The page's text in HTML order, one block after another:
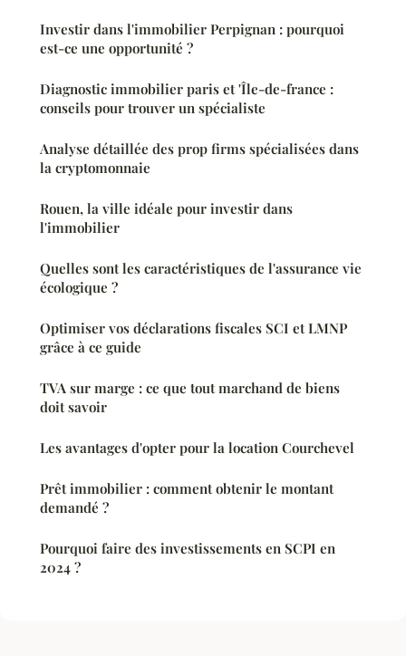
Investir dans l'immobilier Perpignan : pourquoi
est-ce une opportunité ?
Diagnostic immobilier paris et 'Île-de-france :
conseils pour trouver un spécialiste
Analyse détaillée des prop firms spécialisées dans
la cryptomonnaie
Rouen, la ville idéale pour investir dans
l'immobilier
Quelles sont les caractéristiques de l'assurance vie
écologique ?
Optimiser vos déclarations fiscales SCI et LMNP
grâce à ce guide
TVA sur marge : ce que tout marchand de biens
doit savoir
Les avantages d'opter pour la location Courchevel
Prêt immobilier : comment obtenir le montant
demandé ?
Pourquoi faire des investissements en SCPI en
2024 ?